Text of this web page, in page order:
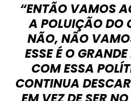
“ENTÃO VAMOS
A POLUIÇÃO DO
NÃO, NÃO
ESSE É O
COM ESSA
CONTINUA